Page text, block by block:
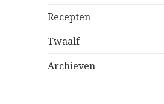
Recepten
Twaalf
Archieven